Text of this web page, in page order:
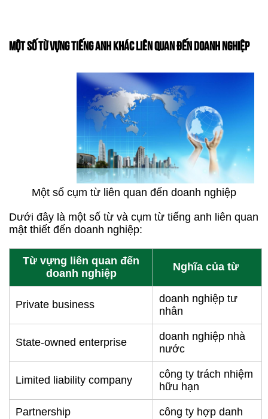
MỘT SỐ TỪ VỰNG TIẾNG ANH KHÁC LIÊN QUAN ĐẾN DOANH NGHIỆP
Một số cụm từ liên quan đến doanh nghiệp
Dưới đây là một số từ và cụm từ tiếng anh liên quan
mật thiết đến doanh nghiệp:
Từ vựng liên quan đến
doanh nghiệp
Nghĩa của từ
Private business
doanh nghiệp tư
nhân
State-owned enterprise
doanh nghiệp nhà
nước
Limited liability company
công ty trách nhiệm
hữu hạn
Partnership công ty hợp danh